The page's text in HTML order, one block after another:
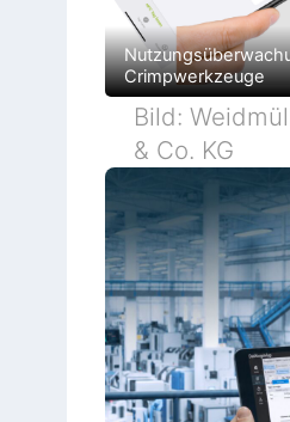
Crimpwerkzeuge
Bild:
& Co. KG